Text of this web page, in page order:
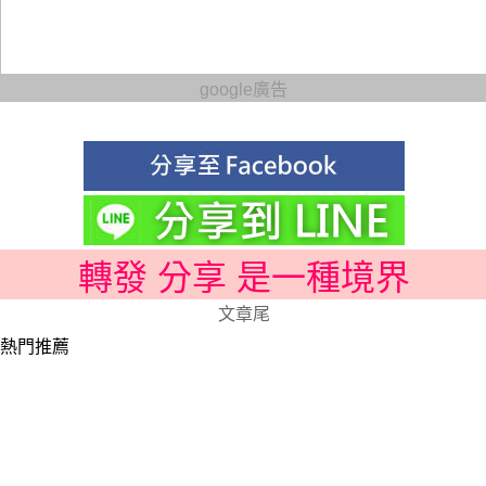
google廣告
轉發 分享 是一種境界
文章尾
熱門推薦